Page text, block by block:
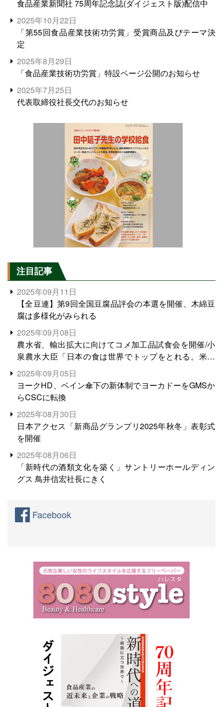
食品産業新聞社 75周年記念誌(ダイジェスト版)配信中
2025年10月22日
「第55回食品産業技術功労賞」受賞商品及びテーマ決
定
2025年8月29日
「食品産業技術功労賞」特設ページ公開のお知らせ
2025年7月25日
代表取締役社長交代のお知らせ
注目記事
2025年09月11日
【全豆連】第9回全国豆腐品評会の本選を開催、木綿豆
腐は多様化がみられる
2025年09月08日
農水省、輸出拡大に向けてコメ加工品試食会を開催/小
泉農水大臣「日本の食は世界でトップをとれる。米増
産に向けて、米輸出需要の拡大を」
2025年09月05日
ヨークHD、ベイン傘下の新体制でヨーカドーをGMSか
らCSCに転換
2025年08月30日
日本アクセス「新商品グランプリ2025年秋冬」表彰式
を開催
2025年08月06日
「新時代の酒類文化を築く」サントリーホールディン
グス 鳥井信宏社長にきく
Facebook